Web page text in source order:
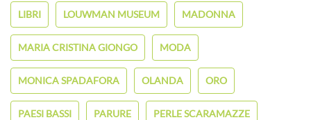
LIBRI LOUWMAN MUSEUM MADONNA
MARIA CRISTINA GIONGO MODA
MONICA SPADAFORA OLANDA ORO
PAESI BASSI PARURE PERLE SCARAMAZZE